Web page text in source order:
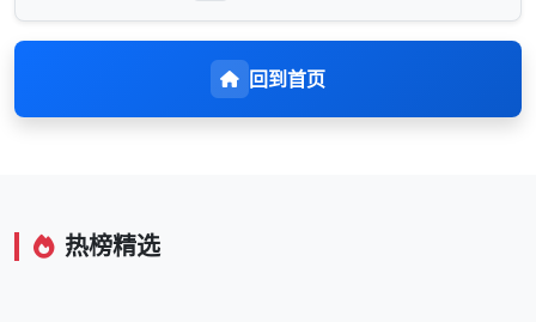
回到首页
热榜精选